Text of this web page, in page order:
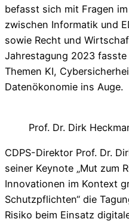
befasst sich mit Fragen
zwischen Informatik und
sowie Recht und
Jahrestagung 2023
Themen KI,
Datenökonomie ins Auge.
Prof. Dr. Dirk
CDPS-Direktor Prof. Dr.
seiner Keynote „Mut zum
Innovationen im Kontext
Schutzpflichten“ die
Risiko beim Einsatz